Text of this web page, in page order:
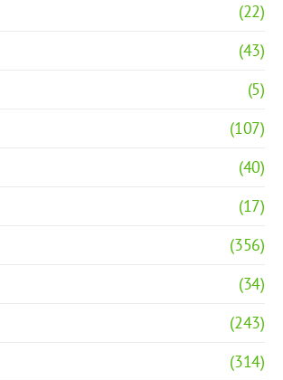
(22)
(43)
(5)
(107)
(40)
(17)
(356)
(34)
(243)
(314)